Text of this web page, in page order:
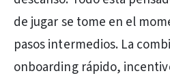
de jugar se tome en el
pasos intermedios. La
onboarding rápido,